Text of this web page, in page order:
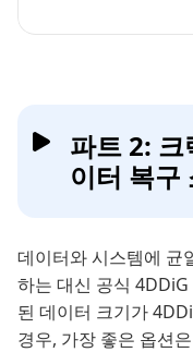
파트 2: 크
이터 복구
데이터와 시스템에 균
하는 대신 공식
된 데이터 크기가
경우, 가장 좋은 옵션